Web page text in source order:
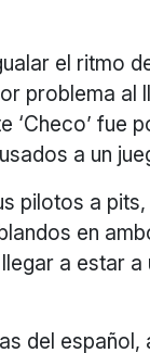
el ritmo
problema al
‘Checo’ fue
a un
pilotos a
en
a estar a
del